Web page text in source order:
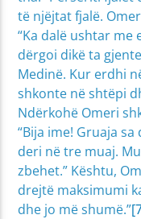
të njëjtat fjalë.
“Ka dalë ushtar me
dërgoi dikë ta
Medinë. Kur erdhi
shkonte në shtëpi
Ndërkohë Omeri
“Bija ime! Gruaja
deri në tre muaj.
zbehet.” Kështu,
drejtë maksimumi
dhe jo më shumë.”